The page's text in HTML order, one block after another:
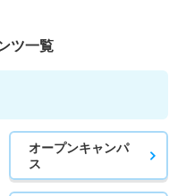
ツ一覧
オープンキャンパ
ス